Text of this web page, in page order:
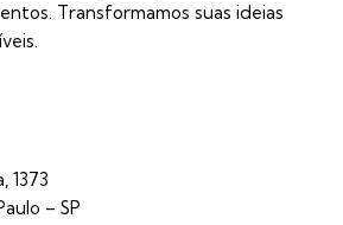
Transformamos suas ideias
1373
– SP